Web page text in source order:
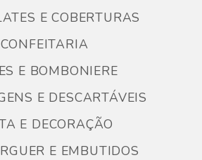
E COBERTURAS
CONFEITARIA
E BOMBONIERE
E DESCARTÁVEIS
E DECORAÇÃO
E EMBUTIDOS